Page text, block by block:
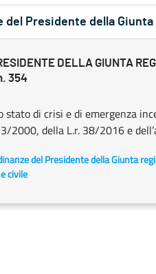
del Presidente della
DELLA GIUNTA
354
stato di crisi e di emergenza
2000, della L.r. 38/2016 e
del Presidente della Giunta
civile